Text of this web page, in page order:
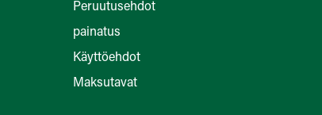
Peruutusehdot
painatus
Käyttöehdot
Maksutavat